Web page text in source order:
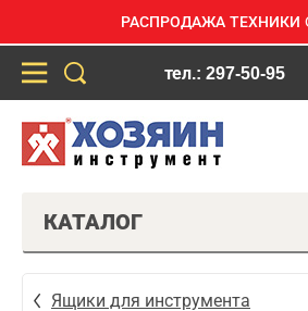
РАСПРОДАЖА ТЕХНИКИ
тел.: 297-50-95
КАТАЛОГ
Ящики для инструмента